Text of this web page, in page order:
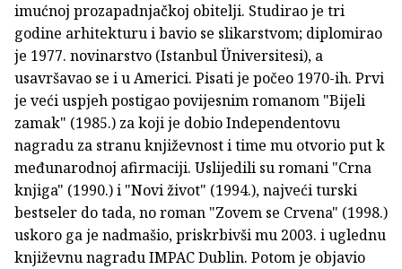
imućnoj prozapadnjačkoj obitelji. Studirao je tri
godine arhitekturu i bavio se slikarstvom; diplomirao
je 1977. novinarstvo (Istanbul Üniversitesi), a
usavršavao se i u Americi. Pisati je počeo 1970-ih. Prvi
je veći uspjeh postigao povijesnim romanom "Bijeli
zamak" (1985.) za koji je dobio Independentovu
nagradu za stranu književnost i time mu otvorio put k
međunarodnoj afirmaciji. Uslijedili su romani "Crna
knjiga" (1990.) i "Novi život" (1994.), najveći turski
bestseler do tada, no roman "Zovem se Crvena" (1998.)
uskoro ga je nadmašio, priskrbivši mu 2003. i uglednu
književnu nagradu IMPAC Dublin. Potom je objavio